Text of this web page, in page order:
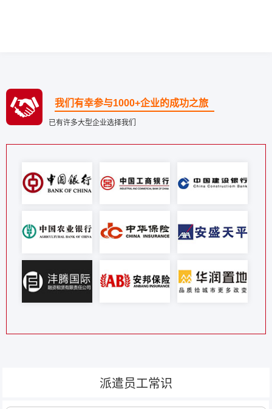
我们有幸参与1000+企业的成功之旅
已有许多大型企业选择我们
派遣员工常识